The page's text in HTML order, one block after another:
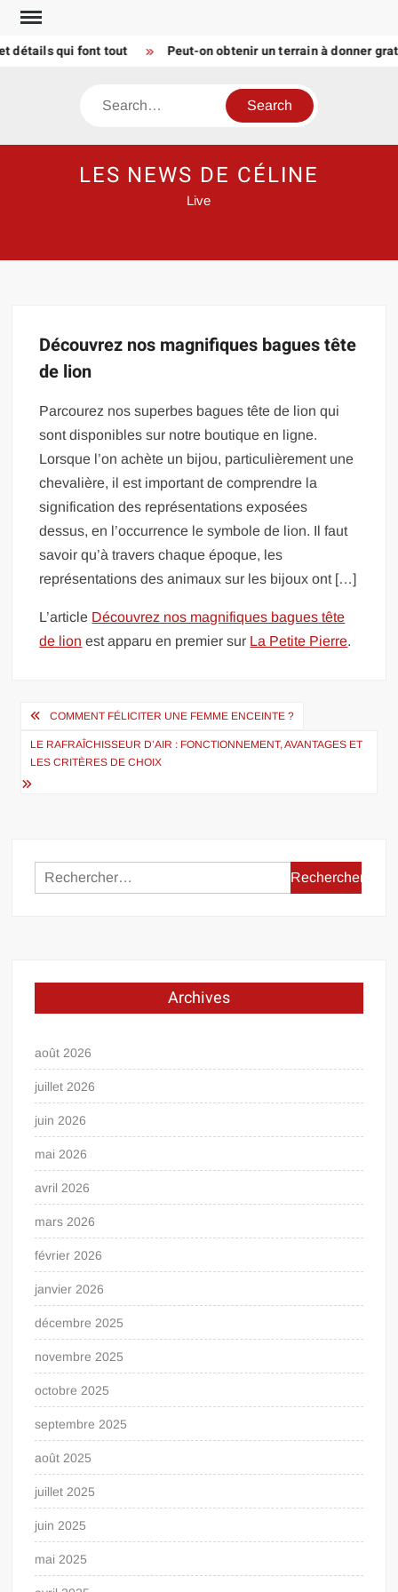
Skip
content
détails qui font tout Peut-on obtenir un terrain à donner
Search
LES NEWS DE CÉLINE
Live
Découvrez nos magnifiques bagues tête
de lion
Parcourez nos superbes bagues tête de lion qui
sont disponibles sur notre boutique en ligne.
Lorsque l’on achète un bijou, particulièrement une
chevalière, il est important de comprendre la
signification des représentations exposées
dessus, en l’occurrence le symbole de lion. Il faut
savoir qu’à travers chaque époque, les
représentations des animaux sur les bijoux ont […]
L’article Découvrez nos magnifiques bagues tête
de lion est apparu en premier sur La Petite Pierre.
Navigation
de
l’article
COMMENT FÉLICITER UNE FEMME ENCEINTE ?
LE RAFRAÎCHISSEUR D’AIR : FONCTIONNEMENT, AVANTAGES ET
LES CRITÈRES DE CHOIX
Rechercher :
Archives
août 2026
juillet 2026
juin 2026
mai 2026
avril 2026
mars 2026
février 2026
janvier 2026
décembre 2025
novembre 2025
octobre 2025
septembre 2025
août 2025
juillet 2025
juin 2025
mai 2025